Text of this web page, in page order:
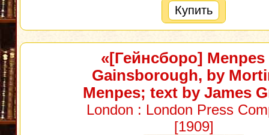
Купить
«[Гейнсборо] Menpes
Gainsborough, by
Menpes; text by James
London : London Press
[1909]